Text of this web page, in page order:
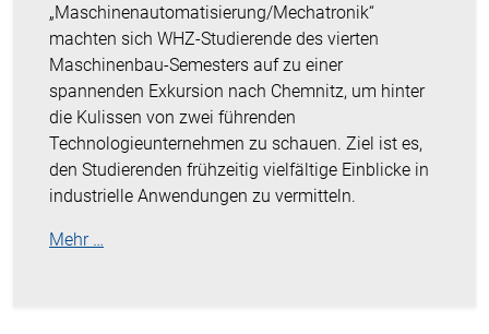
„Maschinenautomatisierung/Mechatronik“
machten sich WHZ-Studierende des vierten
Maschinenbau-Semesters auf zu einer
spannenden Exkursion nach Chemnitz, um hinter
die Kulissen von zwei führenden
Technologieunternehmen zu schauen. Ziel ist es,
den Studierenden frühzeitig vielfältige Einblicke in
industrielle Anwendungen zu vermitteln.
Mehr …